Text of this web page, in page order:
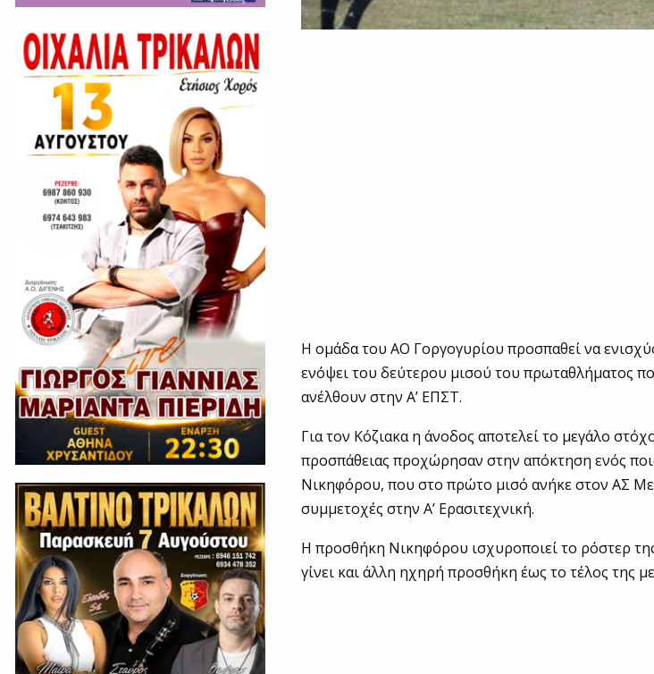
Η ομάδα του ΑΟ Γοργογυρίου προσπαθεί να
ενόψει του δεύτερου μισού του πρωταθλήματος
ανέλθουν στην Α’ ΕΠΣΤ.
Για τον Κόζιακα η άνοδος αποτελεί το μεγάλο
προσπάθειας προχώρησαν στην απόκτηση ενός
Νικηφόρου, που στο πρώτο μισό ανήκε στον ΑΣ
συμμετοχές στην Α’ Ερασιτεχνική.
Η προσθήκη Νικηφόρου ισχυροποιεί το ρόστερ
γίνει και άλλη ηχηρή προσθήκη έως το τέλος της